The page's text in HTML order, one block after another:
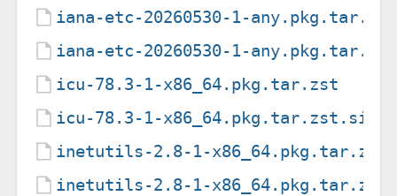
iana-etc-20260530-1-any.pkg.tar.zst
iana-etc-20260530-1-
icu-78.3-1-x86_64.pkg.tar.zst
icu-78.3-1-x86_64.pkg.tar.zst.sig
inetutils-2.8-1-x86_64.pkg.tar.zst
inetutils-2.8-1-